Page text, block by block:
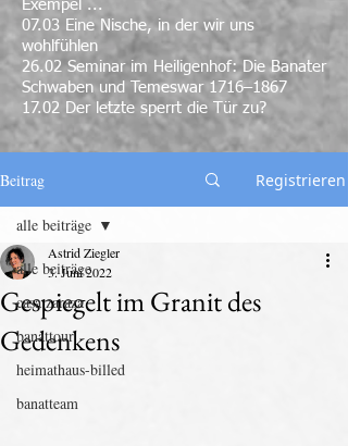
Exempel ...
07.03 Eine Nische, in der wir uns
wohlfühlen
26.02 Seminar im Heiligenhof: Die Banater
Schwaben und Temeswar 1716–1867
17.02 Der letzte sperrt die Tür zu?
Beitrag Registrieren
alle beiträge
casa zaraza
banattour
heimathaus-billed
banatteam
alle beiträge
Gespiegelt im Granit des
Gedenkens
Astrid Ziegler
3. Juni 2022